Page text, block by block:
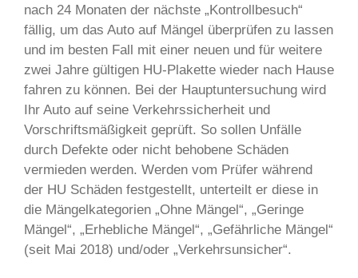
nach 24 Monaten der nächste „Kontrollbesuch“
fällig, um das Auto auf Mängel überprüfen zu lassen
und im besten Fall mit einer neuen und für weitere
zwei Jahre gültigen HU-Plakette wieder nach Hause
fahren zu können. Bei der Hauptuntersuchung wird
Ihr Auto auf seine Verkehrssicherheit und
Vorschriftsmäßigkeit geprüft. So sollen Unfälle
durch Defekte oder nicht behobene Schäden
vermieden werden. Werden vom Prüfer während
der HU Schäden festgestellt, unterteilt er diese in
die Mängelkategorien „Ohne Mängel“, „Geringe
Mängel“, „Erhebliche Mängel“, „Gefährliche Mängel“
(seit Mai 2018) und/oder „Verkehrsunsicher“.